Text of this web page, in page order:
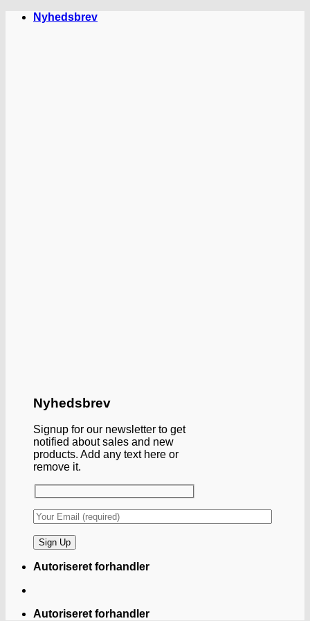
FortsætNyhedsbrev
Nyhedsbrev
Signup for our newsletter to get
notified about sales and new
products. Add any text here or
remove it.
Autoriseret forhandler
Autoriseret forhandler